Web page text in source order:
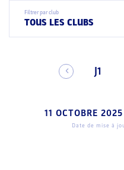
Filtrer par club
TOUS LES CLUBS
J1
11 OCTOBRE 2025
Date de mise à